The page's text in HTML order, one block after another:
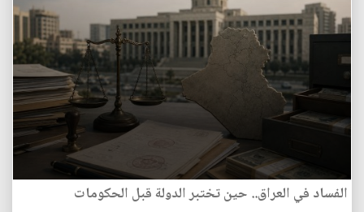
الفساد في العراق.. حين تختبر الدولة قبل الحكومات